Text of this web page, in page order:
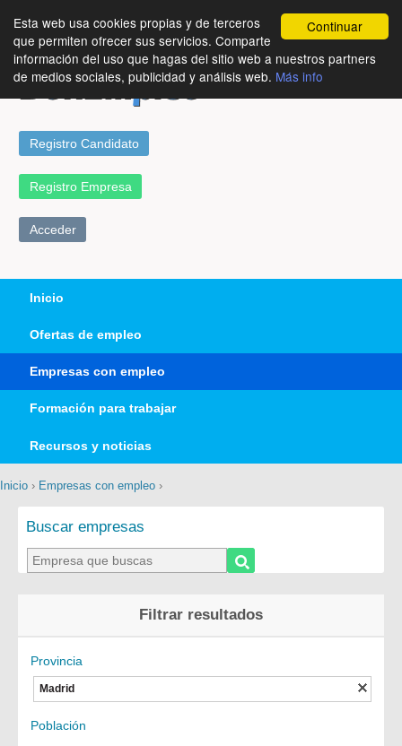
Continuar
Esta web usa cookies propias y de terceros
que permiten ofrecer sus servicios. Comparte
información del uso que hagas del sitio web a nuestros partners
de medios sociales, publicidad y análisis web. Más info
Registro Candidato
Registro Empresa
Acceder
Inicio
Ofertas de empleo
Empresas con empleo
Formación para trabajar
Recursos y noticias
Inicio › Empresas con empleo ›
Buscar empresas
Filtrar resultados
Provincia
Madrid
Población